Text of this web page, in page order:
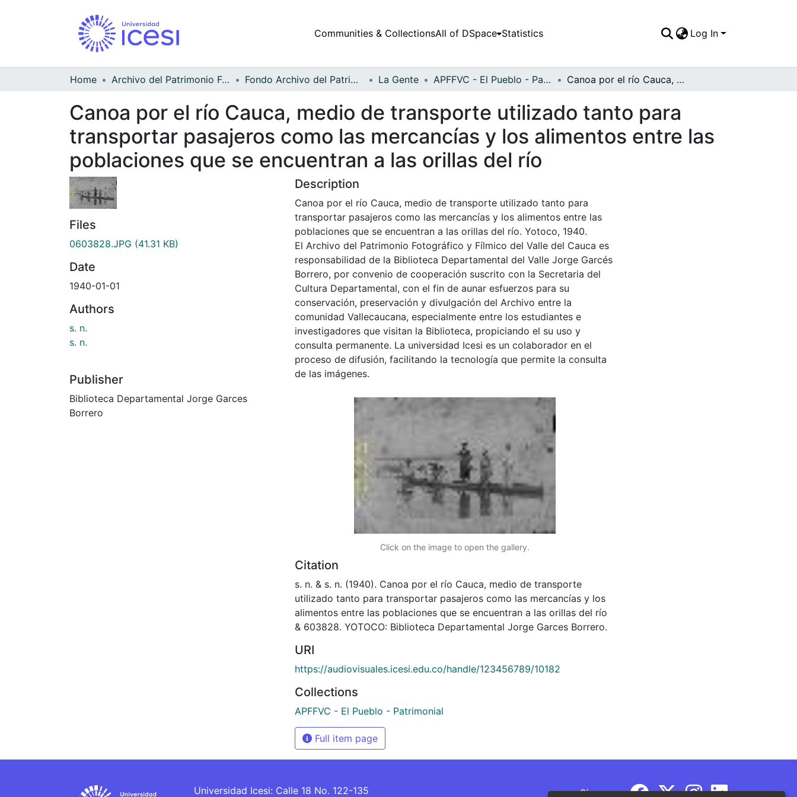
Communities & CollectionsAll of DSpace Statistics Log In
Home Archivo del Patrimonio Fotográfico y Fílmico del Valle del Cauca Fondo Archivo del Patrimonio Fotográfico y Fílmico del Valle del Cauca La Gente APFFVC - El Pueblo - Patrimonial Canoa por el río Cauca, medio de transporte utilizado tanto para transportar pasajeros como las mercancías y los alimentos entre las poblaciones que se encuentran a las orillas del río
Canoa por el río Cauca, medio de transporte utilizado tanto para
transportar pasajeros como las mercancías y los alimentos entre las
poblaciones que se encuentran a las orillas del río
Files
0603828.JPG (41.31 KB)
Date
1940-01-01
Authors
s. n.
s. n.
Publisher
Biblioteca Departamental Jorge Garces
Borrero
Description
Canoa por el río Cauca, medio de transporte utilizado tanto para
transportar pasajeros como las mercancías y los alimentos entre las
poblaciones que se encuentran a las orillas del río. Yotoco, 1940.
El Archivo del Patrimonio Fotográfico y Fílmico del Valle del Cauca es
responsabilidad de la Biblioteca Departamental del Valle Jorge Garcés
Borrero, por convenio de cooperación suscrito con la Secretaria del
Cultura Departamental, con el fin de aunar esfuerzos para su
conservación, preservación y divulgación del Archivo entre la
comunidad Vallecaucana, especialmente entre los estudiantes e
investigadores que visitan la Biblioteca, propiciando el su uso y
consulta permanente. La universidad Icesi es un colaborador en el
proceso de difusión, facilitando la tecnología que permite la consulta
de las imágenes.
Click on the image to open the gallery.
Citation
s. n. & s. n. (1940). Canoa por el río Cauca, medio de transporte
utilizado tanto para transportar pasajeros como las mercancías y los
alimentos entre las poblaciones que se encuentran a las orillas del río
& 603828. YOTOCO: Biblioteca Departamental Jorge Garces Borrero.
URI
https://audiovisuales.icesi.edu.co/handle/123456789/10182
Collections
APFFVC - El Pueblo - Patrimonial
Full item page
Universidad Icesi: Calle 18 No. 122-135 Síguenos